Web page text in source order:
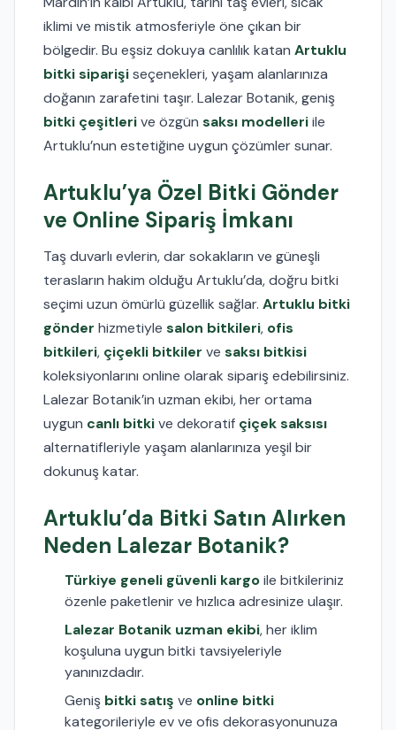
iklimi ve mistik atmosferiyle öne çıkan bir
bölgedir. Bu eşsiz dokuya canlılık katan Artuklu
bitki siparişiseçenekleri, yaşam alanlarınıza
doğanın zarafetini taşır. Lalezar Botanik, geniş
bitki çeşitlerive özgün saksı modelleriile
Artuklu’nun estetiğine uygun çözümler sunar.
Artuklu’ya Özel Bitki Gönder
ve Online Sipariş İmkanı
Taş duvarlı evlerin, dar sokakların ve güneşli
terasların hakim olduğu Artuklu’da, doğru bitki
seçimi uzun ömürlü güzellik sağlar. Artuklu bitki
gönder hizmetiyle salon bitkileri, ofis
bitkileri, çiçekli bitkiler ve saksı bitkisi
koleksiyonlarını online olarak sipariş edebilirsiniz.
Lalezar Botanik’in uzman ekibi, her ortama
uygun canlı bitkive dekoratif çiçek saksısı
alternatifleriyle yaşam alanlarınıza yeşil bir
dokunuş katar.
Artuklu’da Bitki Satın Alırken
Neden Lalezar Botanik?
Türkiye geneli güvenli kargoile bitkileriniz
özenle paketlenir ve hızlıca adresinize ulaşır.
Lalezar Botanik uzman ekibi, her iklim
koşuluna uygun bitki tavsiyeleriyle
yanınızdadır.
Geniş bitki satış ve online bitki
kategorileriyle ev ve ofis dekorasyonunuza